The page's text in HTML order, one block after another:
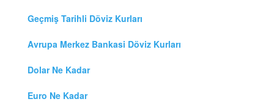
Geçmiş Tarihli Döviz Kurları
Avrupa Merkez Bankasi Döviz Kurları
Dolar Ne Kadar
Euro Ne Kadar